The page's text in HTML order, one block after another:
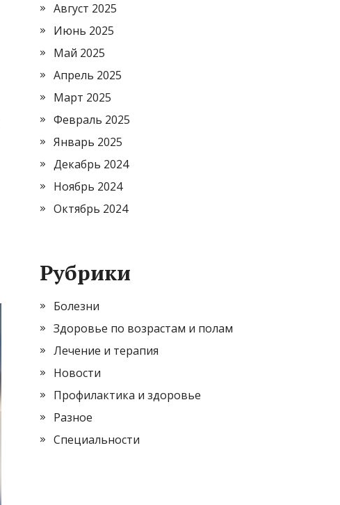
Август 2025
Июнь 2025
Май 2025
Апрель 2025
Март 2025
Февраль 2025
Январь 2025
Декабрь 2024
Ноябрь 2024
Октябрь 2024
Рубрики
Болезни
Здоровье по возрастам и полам
Лечение и терапия
Новости
Профилактика и здоровье
Разное
Специальности